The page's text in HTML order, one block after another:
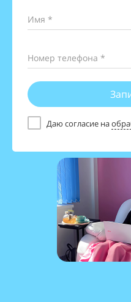
Имя *
Номер телефона *
Даю согласие на